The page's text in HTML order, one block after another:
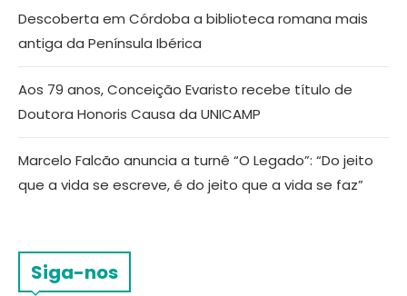
Descoberta em Córdoba a biblioteca romana mais
antiga da Península Ibérica
Aos 79 anos, Conceição Evaristo recebe título de
Doutora Honoris Causa da UNICAMP
Marcelo Falcão anuncia a turnê “O Legado”: “Do jeito
que a vida se escreve, é do jeito que a vida se faz”
Siga-nos